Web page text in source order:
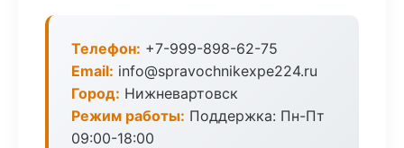
Телефон: +7-999-898-62-75
Email: info@spravochnikexpe224.ru
Город: Нижневартовск
Режим работы: Поддержка: Пн-Пт
09:00-18:00